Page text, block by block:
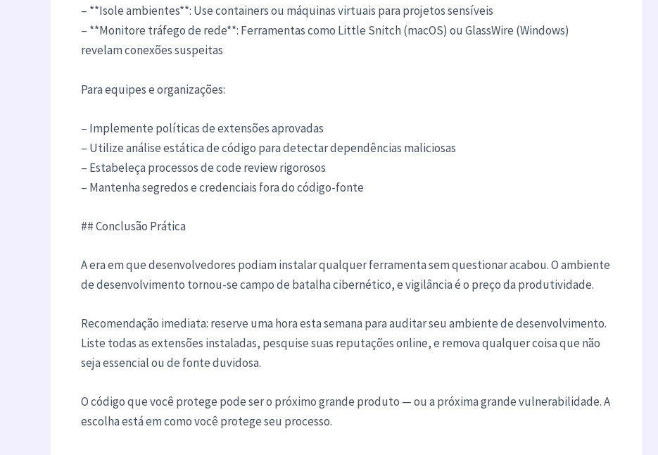
– **Isole ambientes**: Use containers ou máquinas virtuais para projetos sensíveis
– **Monitore tráfego de rede**: Ferramentas como Little Snitch (macOS) ou GlassWire (Windows)
revelam conexões suspeitas
Para equipes e organizações:
– Implemente políticas de extensões aprovadas
– Utilize análise estática de código para detectar dependências maliciosas
– Estabeleça processos de code review rigorosos
– Mantenha segredos e credenciais fora do código-fonte
## Conclusão Prática
A era em que desenvolvedores podiam instalar qualquer ferramenta sem questionar acabou. O ambiente
de desenvolvimento tornou-se campo de batalha cibernético, e vigilância é o preço da produtividade.
Recomendação imediata: reserve uma hora esta semana para auditar seu ambiente de desenvolvimento.
Liste todas as extensões instaladas, pesquise suas reputações online, e remova qualquer coisa que não
seja essencial ou de fonte duvidosa.
O código que você protege pode ser o próximo grande produto — ou a próxima grande vulnerabilidade. A
escolha está em como você protege seu processo.